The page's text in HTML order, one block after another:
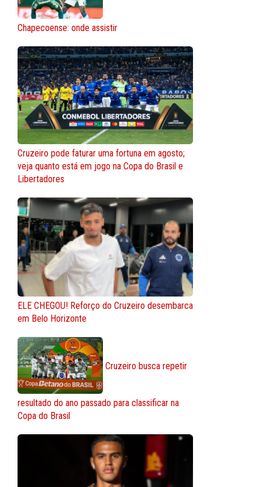
Chapecoense: onde assistir
Cruzeiro pode faturar uma fortuna em agosto;
veja quanto está em jogo na Copa do Brasil e
Libertadores
ELE CHEGOU! Reforço do Cruzeiro desembarca
em Belo Horizonte
Cruzeiro busca repetir
resultado do ano passado para classificar na
Copa do Brasil